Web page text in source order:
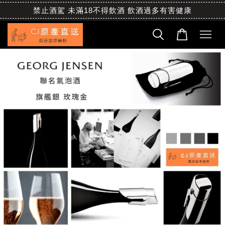
禁止酒駕 未滿18不得飲酒 飲酒過多有害健康